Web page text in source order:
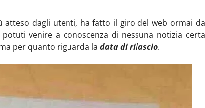
atteso dagli utenti, ha fatto il giro del web ormai da
venire a conoscenza di nessuna notizia certa
per quanto riguarda la data di rilascio.